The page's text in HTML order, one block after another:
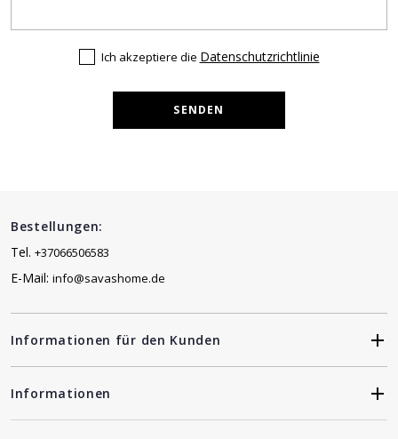
Ich akzeptiere die Datenschutzrichtlinie
SENDEN
Bestellungen:
Tel. +37066506583
E-Mail: info@savashome.de
Informationen für den Kunden
Informationen